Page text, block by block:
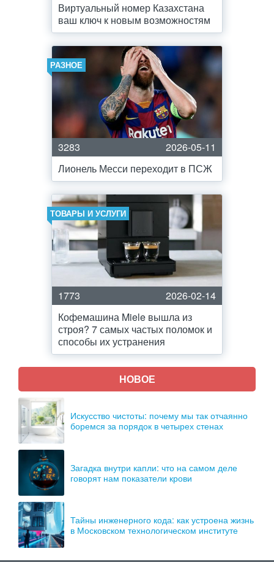
Виртуальный номер Казахстана
ваш ключ к новым возможностям
РАЗНОЕ
3283
2026-05-11
Лионель Месси переходит в ПСЖ
ТОВАРЫ И УСЛУГИ
1773
2026-02-14
Кофемашина Miele вышла из
строя? 7 самых частых поломок и
способы их устранения
НОВОЕ
Искусство чистоты: почему мы так отчаянно
боремся за порядок в четырех стенах
Загадка внутри капли: что на самом деле
говорят нам показатели крови
Тайны инженерного кода: как устроена жизнь
в Московском технологическом институте